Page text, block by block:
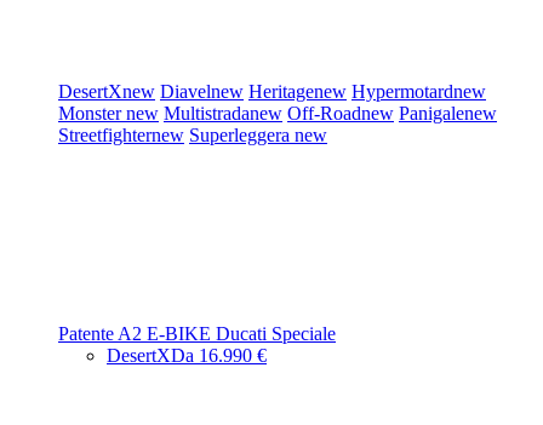
DesertXnew Diavelnew Heritagenew Hypermotardnew
Monsternew Multistradanew Off-Roadnew Panigalenew
Streetfighternew Superleggera new
Patente A2 E-BIKE Ducati Speciale
DesertXDa 16.990 €